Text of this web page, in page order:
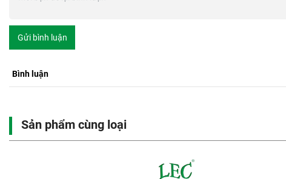
Gửi bình luận
Bình luận
Sản phẩm cùng loại